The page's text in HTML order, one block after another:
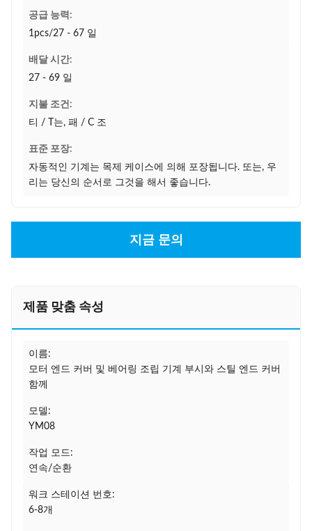
공급 능력:
1pcs/27 - 67 일
배달 시간:
27 - 69 일
지불 조건:
티 / T는, 패 / C 조
표준 포장:
자동적인 기계는 목제 케이스에 의해 포장됩니다. 또는, 우
리는 당신의 순서로 그것을 해서 좋습니다.
지금 문의
제품 맞춤 속성
이름:
모터 엔드 커버 및 베어링 조립 기계 부시와 스틸 엔드 커버
함께
모델:
YM08
작업 모드:
연속/순환
워크 스테이션 번호:
6-8개